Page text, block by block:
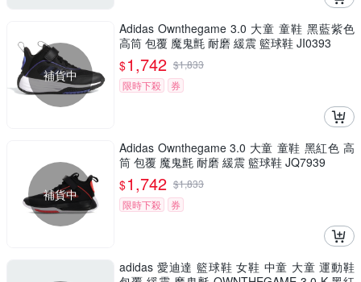
補貨中
Adidas Ownthegame 3.0 大童 童鞋 黑藍紫色
高筒 包覆 魔鬼氈 耐磨 緩震 籃球鞋 JI0393
$1,742 $1,833
限時下殺
券
補貨中
Adidas Ownthegame 3.0 大童 童鞋 黑紅色 高
筒 包覆 魔鬼氈 耐磨 緩震 籃球鞋 JQ7939
$1,742 $1,833
限時下殺
券
adidas 愛迪達 籃球鞋 女鞋 中童 大童 運動鞋